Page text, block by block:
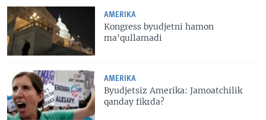
AMERIKA
Kongress byudjetni hamon
ma'qullamadi
AMERIKA
Byudjetsiz Amerika: Jamoatchilik
qanday fikrda?